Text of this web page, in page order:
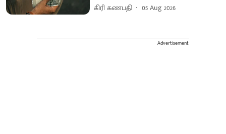
கிரி கணபதி 05 Aug 2026
Advertisement